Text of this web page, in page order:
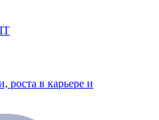
роста в карьере и